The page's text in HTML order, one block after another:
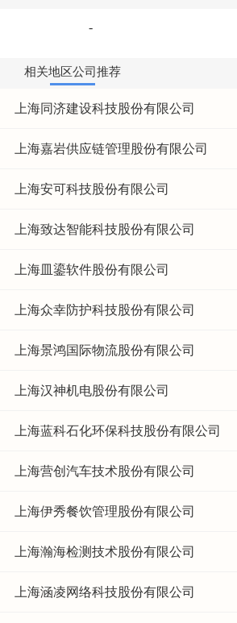
-
相关地区公司推荐
上海同济建设科技股份有限公司
上海嘉岩供应链管理股份有限公司
上海安可科技股份有限公司
上海致达智能科技股份有限公司
上海皿鎏软件股份有限公司
上海众幸防护科技股份有限公司
上海景鸿国际物流股份有限公司
上海汉神机电股份有限公司
上海蓝科石化环保科技股份有限公司
上海营创汽车技术股份有限公司
上海伊秀餐饮管理股份有限公司
上海瀚海检测技术股份有限公司
上海涵凌网络科技股份有限公司